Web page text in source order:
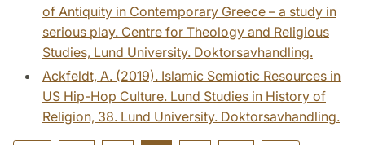
of Antiquity in Contemporary Greece – a study in
serious play. Centre for Theology and Religious
Studies, Lund University. Doktorsavhandling.
Ackfeldt, A. (2019). Islamic Semiotic Resources in
US Hip-Hop Culture. Lund Studies in History of
Religion, 38. Lund University. Doktorsavhandling.